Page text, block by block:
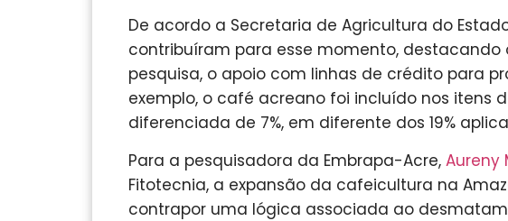
De acordo a Secretaria de Agricultura do
contribuíram para esse momento,
pesquisa, o apoio com linhas de crédito para
exemplo, o café acreano foi incluído nos
diferenciada de 7%, em diferente dos 19%
Para a pesquisadora da Embrapa-Acre, Aureny
Fitotecnia, a expansão da cafeicultura na
contrapor uma lógica associada ao